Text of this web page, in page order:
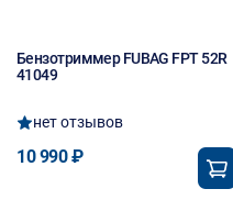
Бензотриммер FUBAG FPT 52R
41049
нет отзывов
10 990 ₽